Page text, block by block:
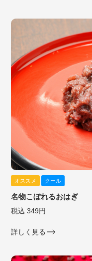
オススメ クール
名物こぼれるおはぎ
税込 349円
詳しく見る